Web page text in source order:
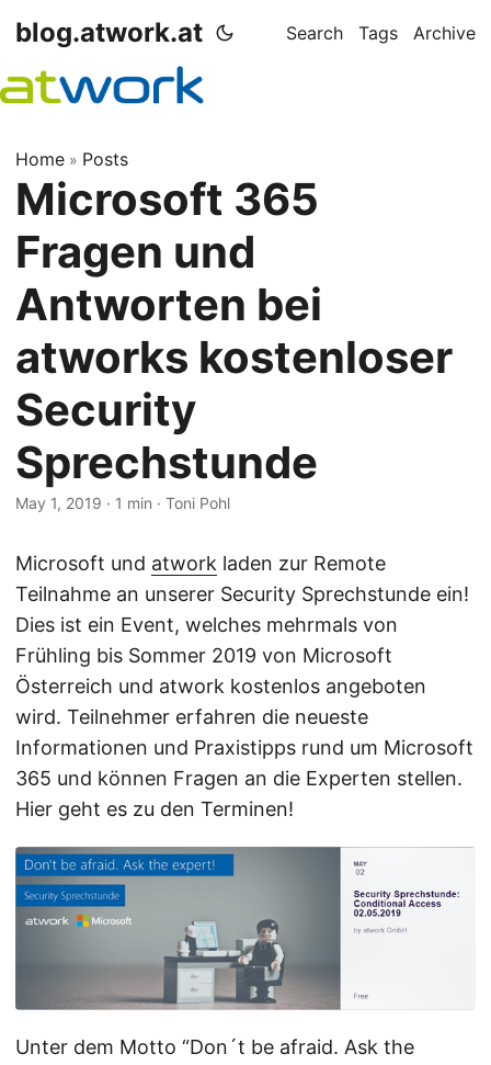
blog.atwork.at Search Tags Archive
Home » Posts
Microsoft 365
Fragen und
Antworten bei
atworks kostenloser
Security
Sprechstunde
May 1, 2019 · 1 min · Toni Pohl
Microsoft und atwork laden zur Remote
Teilnahme an unserer Security Sprechstunde ein!
Dies ist ein Event, welches mehrmals von
Frühling bis Sommer 2019 von Microsoft
Österreich und atwork kostenlos angeboten
wird. Teilnehmer erfahren die neueste
Informationen und Praxistipps rund um Microsoft
365 und können Fragen an die Experten stellen.
Hier geht es zu den Terminen!
Unter dem Motto “Don´t be afraid. Ask the